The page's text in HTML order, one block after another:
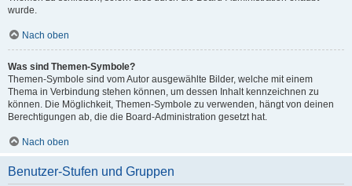
wurde.
Nach oben
Was sind Themen-Symbole?
Themen-Symbole sind vom Autor ausgewählte Bilder, welche mit einem
Thema in Verbindung stehen können, um dessen Inhalt kennzeichnen zu
können. Die Möglichkeit, Themen-Symbole zu verwenden, hängt von deinen
Berechtigungen ab, die die Board-Administration gesetzt hat.
Nach oben
Benutzer-Stufen und Gruppen